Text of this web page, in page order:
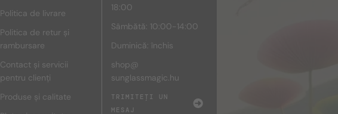
Politica de livrare
Politica de retur și
rambursare
Contact și servicii
pentru clienți
Produse și calitate
18:00
Sâmbătă: 10:00-14:00
Duminică: închis
shop@
sunglassmagic.hu
TRIMITEȚI UN
MESAJ